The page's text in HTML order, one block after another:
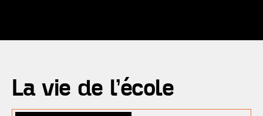
La vie de l'école